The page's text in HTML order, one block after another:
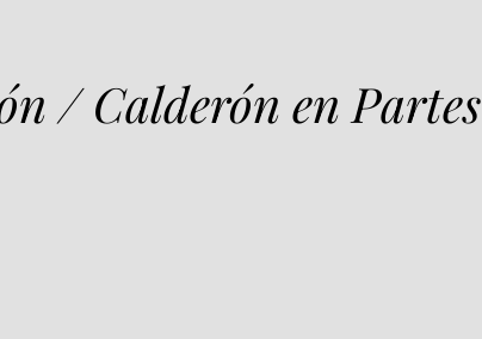
/ Calderón en Partes